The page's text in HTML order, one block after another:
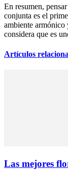
En resumen,
conjunta es el
ambiente armónico
considera que es
Artículos
Las mejores